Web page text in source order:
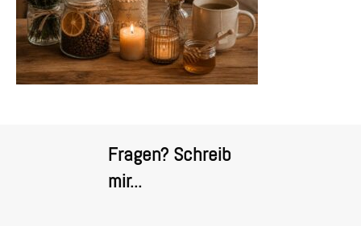
Fragen? Schreib
mir...